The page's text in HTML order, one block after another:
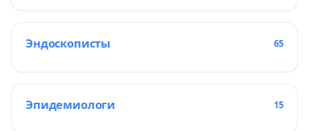
Эндоскописты 65
Эпидемиологи 15